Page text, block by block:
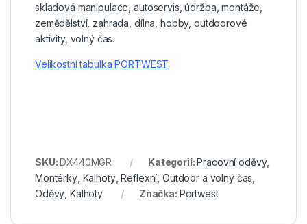
skladová manipulace, autoservis, údržba, montáže,
zemědělství, zahrada, dílna, hobby, outdoorové
aktivity, volný čas.
Velikostní tabulka PORTWEST
SKU:DX440MGR Kategorií:Pracovní oděvy,
Montérky, Kalhoty,Reflexní ,Outdoor a volný čas
Oděvy ,Kalhoty Značka: Portwest